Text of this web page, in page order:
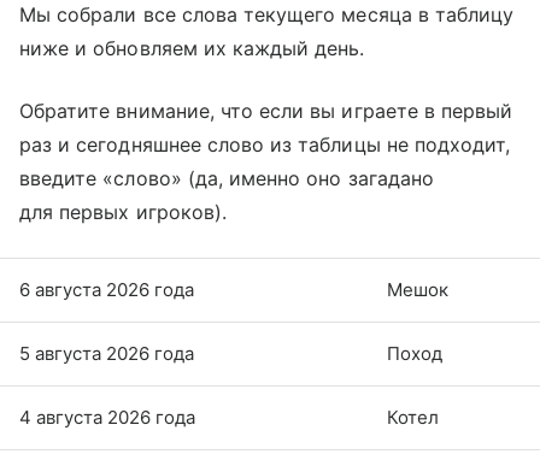
Мы собрали все слова текущего месяца в таблицу
ниже и обновляем их каждый день.
Обратите внимание, что если вы играете в первый
раз и сегодняшнее слово из таблицы не подходит,
введите «слово» (да, именно оно загадано
для первых игроков).
6 августа 2026 года Мешок
5 августа 2026 года Поход
4 августа 2026 года Котел